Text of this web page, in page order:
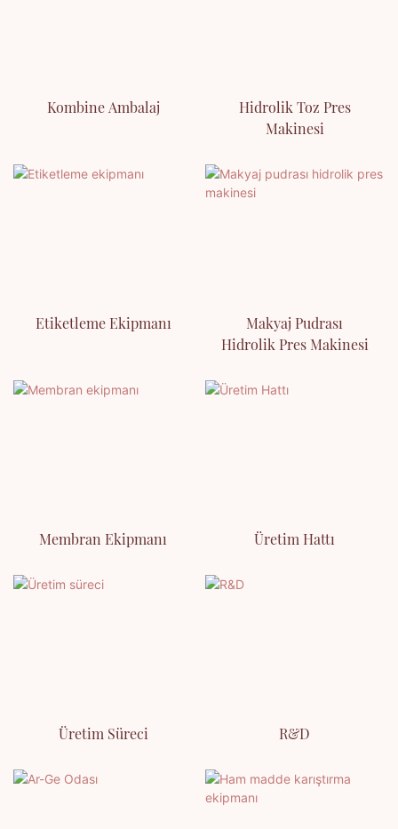
Kombine Ambalaj
Hidrolik Toz Pres
Makinesi
Etiketleme Ekipmanı
Makyaj Pudrası
Hidrolik Pres Makinesi
Membran Ekipmanı Üretim Hattı
Üretim Süreci R&D